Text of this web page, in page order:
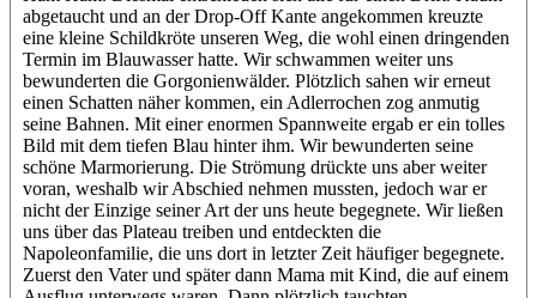
abgetaucht und an der Drop-Off Kante angekommen kreuzte
eine kleine Schildkröte unseren Weg, die wohl einen dringenden
Termin im Blauwasser hatte. Wir schwammen weiter uns
bewunderten die Gorgonienwälder. Plötzlich sahen wir erneut
einen Schatten näher kommen, ein Adlerrochen zog anmutig
seine Bahnen. Mit einer enormen Spannweite ergab er ein tolles
Bild mit dem tiefen Blau hinter ihm. Wir bewunderten seine
schöne Marmorierung. Die Strömung drückte uns aber weiter
voran, weshalb wir Abschied nehmen mussten, jedoch war er
nicht der Einzige seiner Art der uns heute begegnete. Wir ließen
uns über das Plateau treiben und entdeckten die
Napoleonfamilie, die uns dort in letzter Zeit häufiger begegnete.
Zuerst den Vater und später dann Mama mit Kind, die auf einem